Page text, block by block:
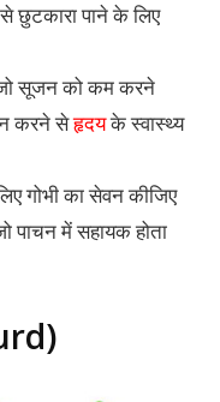
छुटकारा पाने के लिए
जो सूजन को कम करने
करने सेहृदयके स्वास्थ्य
गोभी का सेवन कीजिए
पाचन में सहायक होता